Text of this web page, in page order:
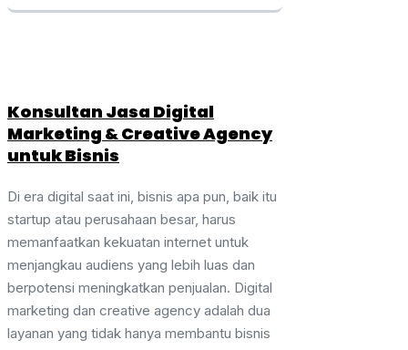
Konsultan Jasa Digital
Marketing & Creative Agency
untuk Bisnis
Di era digital saat ini, bisnis apa pun, baik itu
startup atau perusahaan besar, harus
memanfaatkan kekuatan internet untuk
menjangkau audiens yang lebih luas dan
berpotensi meningkatkan penjualan. Digital
marketing dan creative agency adalah dua
layanan yang tidak hanya membantu bisnis